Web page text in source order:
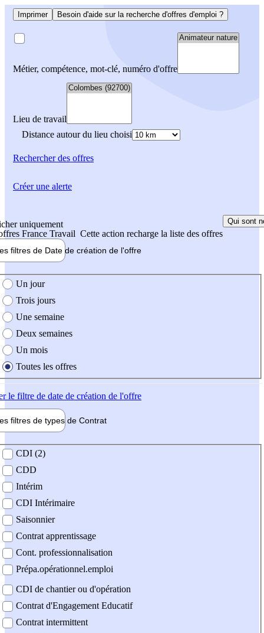
Imprimer Besoin d'aide sur la recherche d'offres d'emploi ?
Métier, compétence, mot-clé, numéro d'offre
Lieu de travail
Distance autour du lieu choisi
Rechercherdes offres
uniquement
France Travail Cette action recharge la liste des offres
Qui sont
filtres de Date de création de l'offre
création de l'offre
Un jour
Trois jours
Une semaine
Deux semaines
Un mois
Toutes les offres
le filtre de date de création de l'offre
filtres de types de Contrat
contrat
CDI (2)
CDD
Intérim
CDI Intérimaire
Saisonnier
Contrat apprentissage
Cont. professionnalisation
Prépa.opérationnel.emploi
CDI de chantier ou d'opération
Contrat d'Engagement Educatif
Contrat intermittent
Créer une alerte